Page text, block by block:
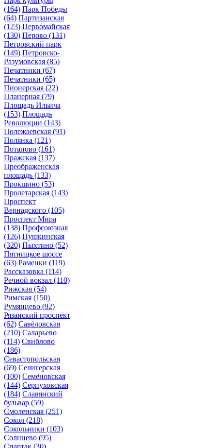
(164) Парк Победы
(64) Партизанская
(123) Первомайская
(130) Перово (131)
Петровский парк
(149) Петровско-
Разумовская (85)
Печатники (67)
Печатники (65)
Пионерская (22)
Планерная (79)
Площадь Ильича
(153) Площадь
Революции (143)
Полежаевская (91)
Полянка (121)
Потапово (161)
Пражская (137)
Преображенская
площадь (133)
Прокшино (53)
Пролетарская (143)
Проспект
Вернадского (105)
Проспект Мира
(138) Профсоюзная
(126) Пушкинская
(320) Пыхтино (52)
Пятницкое шоссе
(63) Раменки (119)
Рассказовка (114)
Речной вокзал (110)
Рижская (54)
Римская (150)
Румянцево (92)
Рязанский проспект
(62) Савёловская
(210) Саларьево
(114) Свиблово
(186)
Севастопольская
(69) Селигерская
(100) Семёновская
(144) Серпуховская
(184) Славянский
бульвар (59)
Смоленская (251)
Сокол (218)
Сокольники (103)
Солнцево (95)
Спартак (30)